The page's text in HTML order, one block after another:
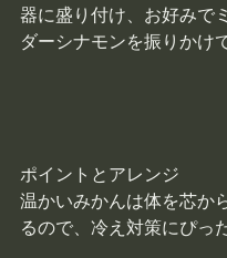
器に盛り付け、お好みで
ダーシナモンを振りかけ
ポイントとアレンジ
温かいみかんは体を芯か
るので、冷え対策にぴっ